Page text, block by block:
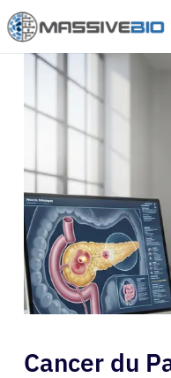
Cancer du